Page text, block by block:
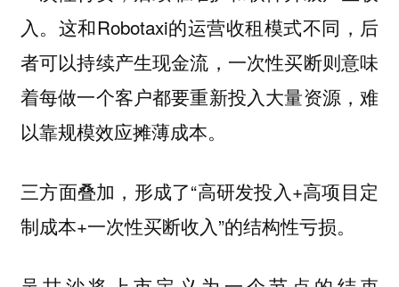
入。这和Robotaxi的运营收租模式不同，后
者可以持续产生现金流，一次性买断则意味
着每做一个客户都要重新投入大量资源，难
以靠规模效应摊薄成本。
三方面叠加，形成了“高研发投入+高项目定
制成本+一次性买断收入”的结构性亏损。